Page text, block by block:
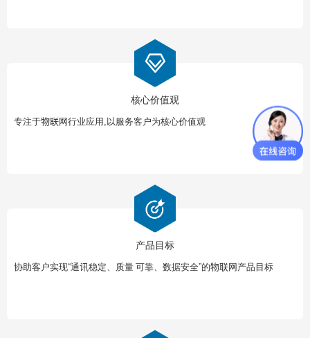
核心价值观
专注于物联网行业应用,以服务客户为核心价值观
产品目标
协助客户实现“通讯稳定、质量 可靠、数据安全”的物联网产品目标